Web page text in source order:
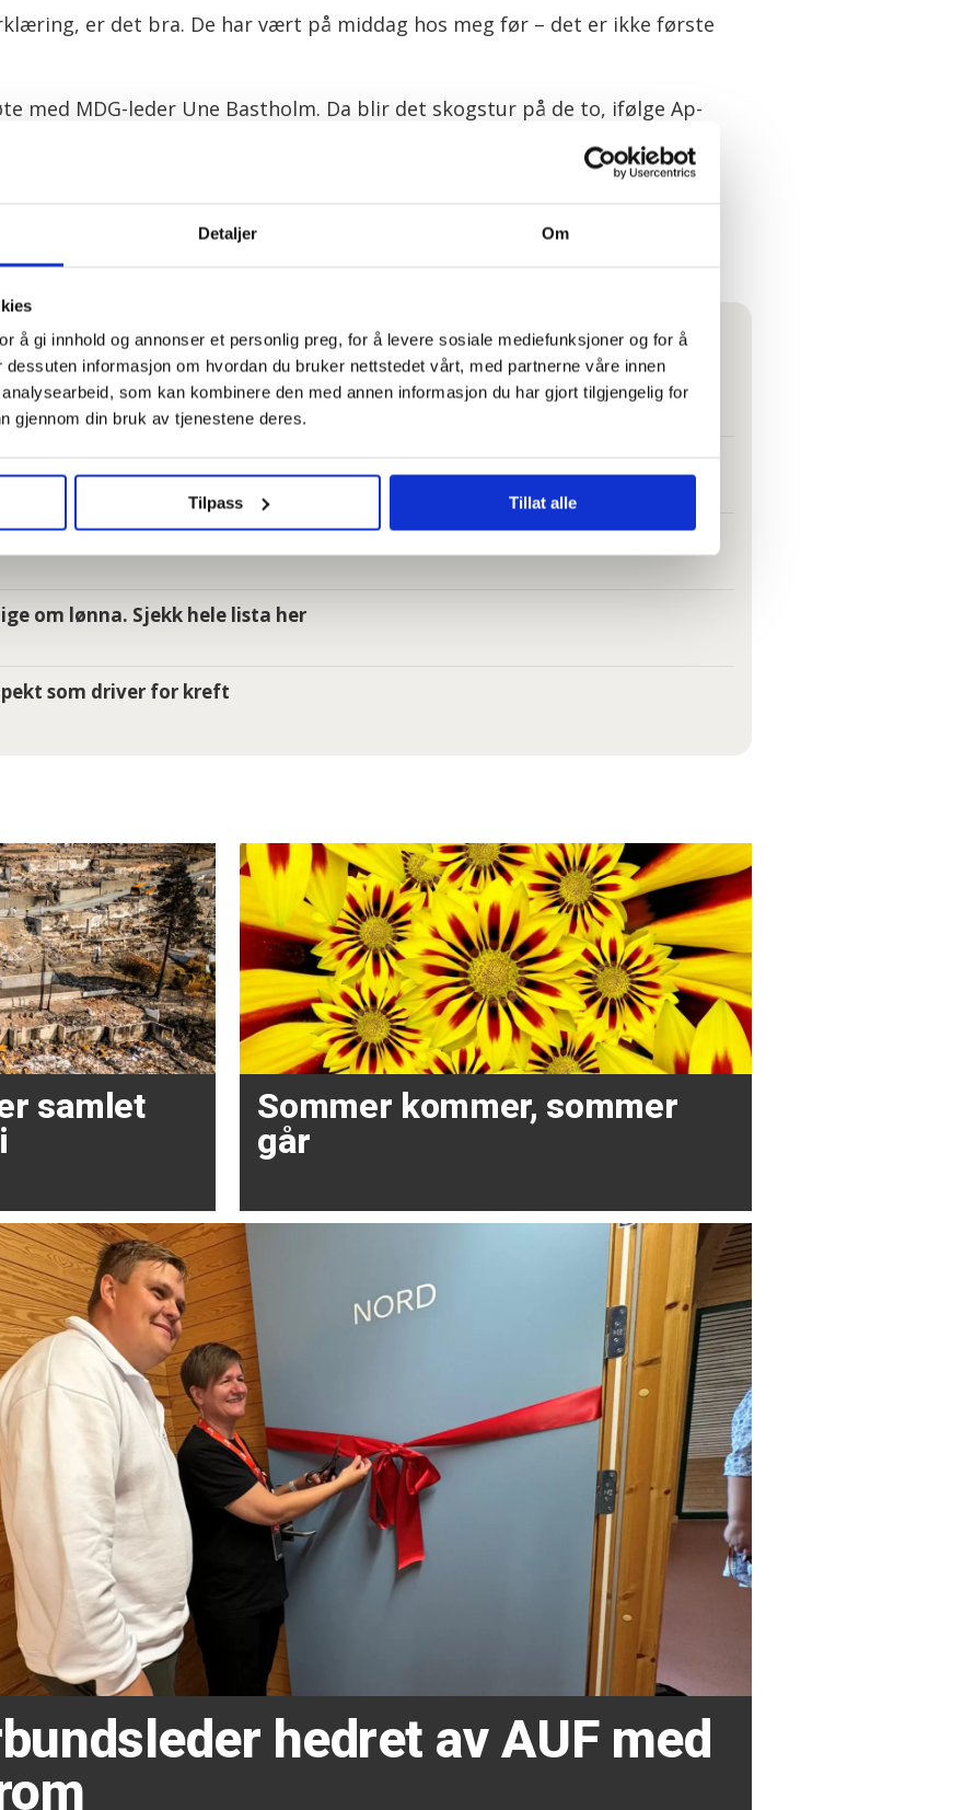
Detaljer Om
å gi innhold og annonser et personlig preg, for å levere sosiale mediefunksjoner og for å
informasjon om hvordan du bruker nettstedet vårt, med partnerne våre innen
som kan kombinere den med annen informasjon du har gjort tilgjengelig for
gjennom din bruk av tjenestene deres.
Tilpass Tillat alle
er det bra. De har vært på middag hos meg før – det er ikke første
med MDG-leder Une Bastholm. Da blir det skogstur på de to, ifølge Ap-
så jævlig arbeiderfiendtlige at jeg skjønner ikke at folk kan svelge det
du har krav på gratis tannbehandling uten å vite det
om lønna. Sjekk hele lista her
som driver for kreft
samlet
Sommer kommer, sommer
går
hedret av AUF med